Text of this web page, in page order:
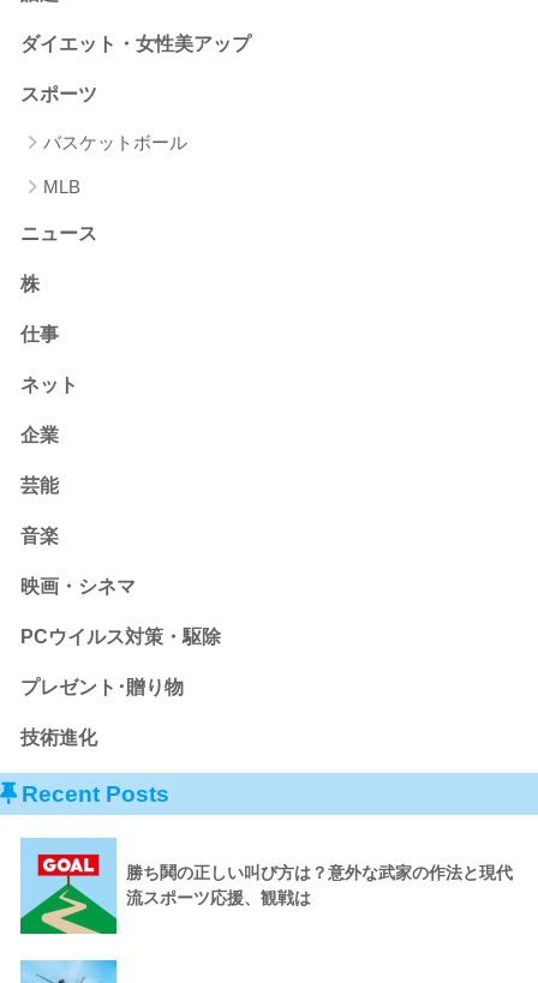
ダイエット・女性美アップ
スポーツ
バスケットボール
MLB
ニュース
株
仕事
ネット
企業
芸能
音楽
映画・シネマ
PCウイルス対策・駆除
プレゼント･贈り物
技術進化
Recent Posts
勝ち鬨の正しい叫び方は？意外な武家の作法と現代
流スポーツ応援、観戦は